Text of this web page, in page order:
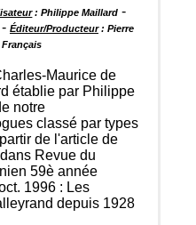
: Philippe Maillard -
- Éditeur/Producteur: Pierre
Français
Maurice de
établie par Philippe
notre
classé par types
de l'article de
Revue du
59è année
1996 : Les
depuis 1928